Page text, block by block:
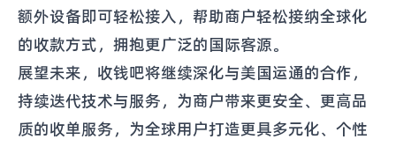
额外设备即可轻松接入，帮助商户轻松接纳全球化
的收款方式，拥抱更广泛的国际客源。
展望未来，收钱吧将继续深化与美国运通的合作，
持续迭代技术与服务，为商户带来更安全、更高品
质的收单服务，为全球用户打造更具多元化、个性